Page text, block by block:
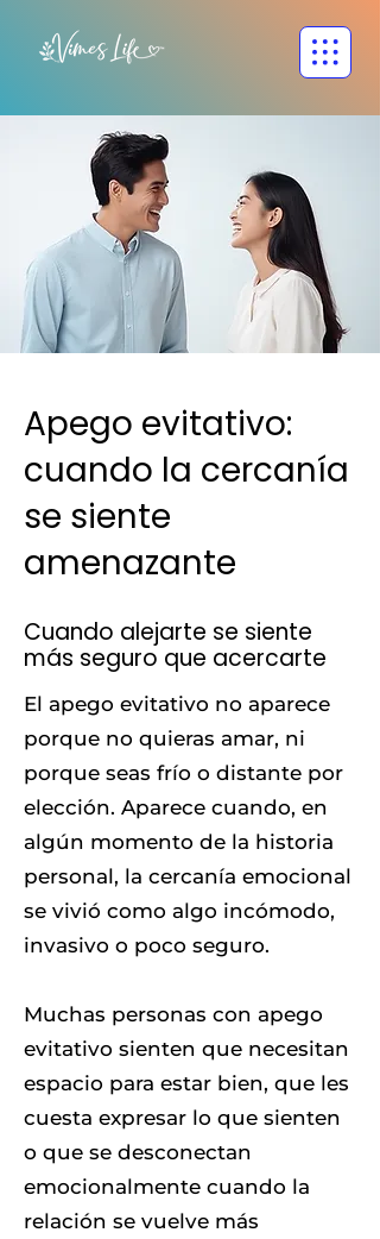
Apego evitativo:
cuando la cercanía
se siente
amenazante
Cuando alejarte se siente
más seguro que acercarte
El apego evitativo no aparece
porque no quieras amar, ni
porque seas frío o distante por
elección. Aparece cuando, en
algún momento de la historia
personal, la cercanía emocional
se vivió como algo incómodo,
invasivo o poco seguro.
Muchas personas con apego
evitativo sienten que necesitan
espacio para estar bien, que les
cuesta expresar lo que sienten
o que se desconectan
emocionalmente cuando la
relación se vuelve más